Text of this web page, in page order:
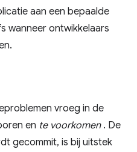
aan een bepaalde
wanneer ontwikkelaars
vroeg in de
en te voorkomen. De
gecommit, is bij uitstek